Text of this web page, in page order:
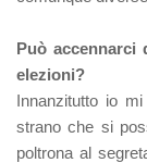
Può accennarci
elezioni?
Innanzitutto io
strano che si
poltrona al